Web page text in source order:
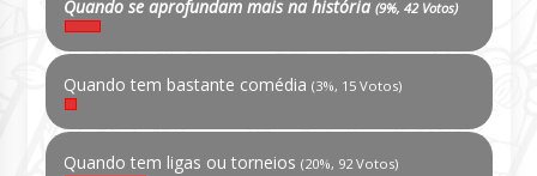
Quando se aprofundam mais na história (9%, 42 Votos)
Quando tem bastante comédia (3%, 15 Votos)
Quando tem ligas ou torneios (20%, 92 Votos)